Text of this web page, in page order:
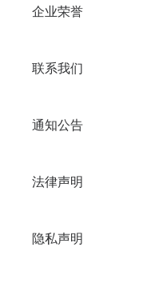
企业荣誉
联系我们
通知公告
法律声明
隐私声明